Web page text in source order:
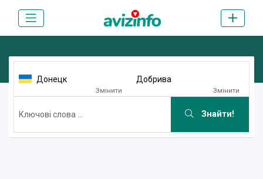
Донецк
Змінити
Добрива
Змінити
Знайти!